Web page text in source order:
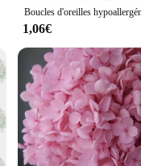
1,06€